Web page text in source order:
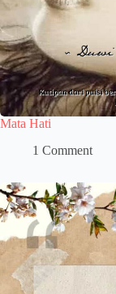
Mata Hati
1 Comment